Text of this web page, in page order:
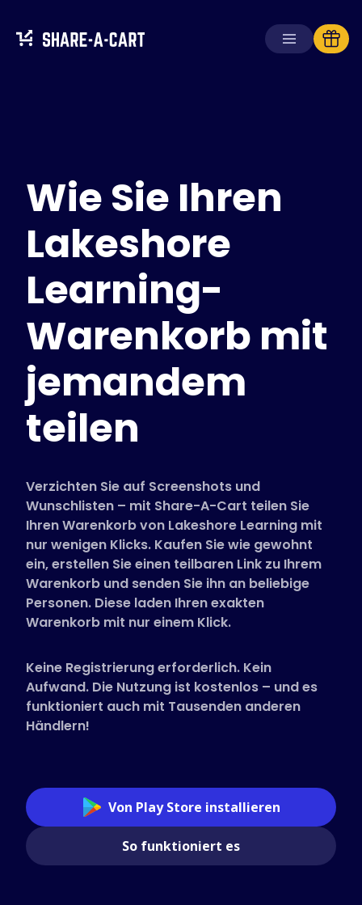
Lösungen
Für Verbraucher
Für Schulen
Für Unternehmen
Hol dir
Anmelden
Unterstützte Shops
Anleitungen
Deutsch (German)
Wie Sie Ihren
Lakeshore
Learning-
Warenkorb mit
jemandem
teilen
Verzichten Sie auf Screenshots und
Wunschlisten – mit Share-A-Cart teilen Sie
Ihren Warenkorb von Lakeshore Learning mit
nur wenigen Klicks. Kaufen Sie wie gewohnt
ein, erstellen Sie einen teilbaren Link zu Ihrem
Warenkorb und senden Sie ihn an beliebige
Personen. Diese laden Ihren exakten
Warenkorb mit nur einem Klick.
Keine Registrierung erforderlich. Kein
Aufwand. Die Nutzung ist kostenlos – und es
funktioniert auch mit Tausenden anderen
Händlern!
Von Play Store installieren
So funktioniert es